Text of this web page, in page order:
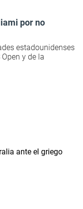
por no
estadounidenses
y de la